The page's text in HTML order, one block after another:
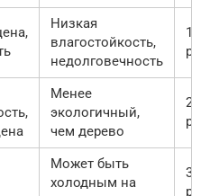
Низкая
влагостойкость,
недолговечность
руб.
Менее
экологичный,
чем дерево
руб.
Может быть
холодным на
руб.